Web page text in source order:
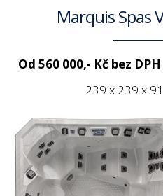
Marquis Spas
Od 560 000,- Kč bez
239 x 239 x